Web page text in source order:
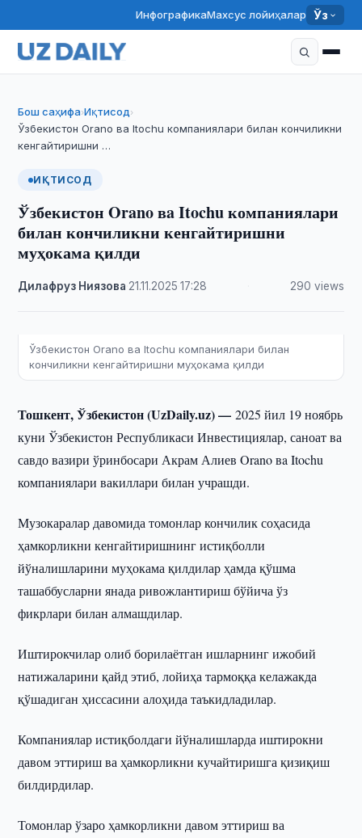
ИнфографикаМахсус лойиҳалар Ўз
Бош саҳифа›Иқтисод›
Ўзбекистон Orano вa Itochu компаниялари билан кончиликни
кенгайтиришни …
ИҚТИСОД
Ўзбекистон Orano вa Itochu компаниялари
билан кончиликни кенгайтиришни
муҳокама қилди
Дилафруз Ниязова 21.11.2025 ·17:28 290 views
Ўзбекистон Orano вa Itochu компаниялари билан
кончиликни кенгайтиришни муҳокама қилди
Тошкент, Ўзбекистон (UzDaily.uz) —2025 йил 19 ноябрь
куни Ўзбекистон Республикаси Инвестициялар, саноат ва
савдо вазири ўринбосари Акрам Алиев Orano вa Itochu
компаниялари вакиллари билан учрашди.
Музокаралар давомида томонлар кончилик соҳасида
ҳамкорликни кенгайтиришнинг истиқболли
йўналишларини муҳокама қилдилар ҳамда қўшма
ташаббусларни янада ривожлантириш бўйича ўз
фикрлари билан алмашдилар.
Иштирокчилар олиб борилаётган ишларнинг ижобий
натижаларини қайд этиб, лойиҳа тармоққа келажакда
қўшадиган ҳиссасини алоҳида таъкидладилар.
Компаниялар истиқболдаги йўналишларда иштирокни
давом эттириш ва ҳамкорликни кучайтиришга қизиқиш
билдирдилар.
Томонлар ўзаро ҳамкорликни давом эттириш ва